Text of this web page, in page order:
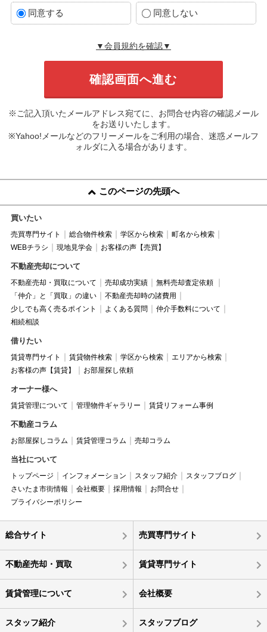
同意する 同意しない
▼会員規約を確認▼
※ご記入頂いたメールアドレス宛てに、お問合せ内容の確認メール
をお送りいたします。
※Yahoo!メールなどのフリーメールをご利用の場合、迷惑メールフ
ォルダに入る場合があります。
このページの先頭へ
買いたい
売買専門サイト 総合物件検索 学区から検索
町名から検索
WEBチラシ
現地見学会 お客様の声【売買】
不動産売却について
不動産売却・買取について 売却成功実績
無料売却査定依頼
「仲介」と「買取」の違い
不動産売却時の諸費用
少しでも高く売るポイント
よくある質問
仲介手数料について
相続相談
借りたい
賃貸専門サイト 賃貸物件検索 学区から検索
エリアから検索
お客様の声【賃貸】
お部屋探し依頼
オーナー様へ
賃貸管理について 管理物件ギャラリー 賃貸リフォーム事例
不動産コラム
お部屋探しコラム 賃貸管理コラム 売却コラム
当社について
トップページ インフォメーション スタッフ紹介
スタッフブログ
さいたま市街情報
会社概要 採用情報
お問合せ
プライバシーポリシー
総合サイト 売買専門サイト
不動産売却・買取 賃貸専門サイト
賃貸管理について 会社概要
スタッフ紹介 スタッフブログ